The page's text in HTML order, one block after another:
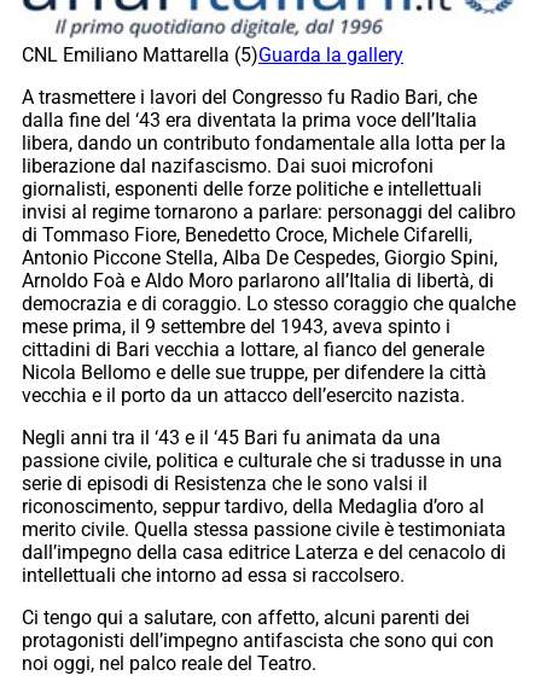
CNL Emiliano Mattarella (5)Guarda la gallery
A trasmettere i lavori del Congresso fu Radio Bari, che
dalla fine del ‘43 era diventata la prima voce dell’Italia
libera, dando un contributo fondamentale alla lotta per la
liberazione dal nazifascismo. Dai suoi microfoni
giornalisti, esponenti delle forze politiche e intellettuali
invisi al regime tornarono a parlare: personaggi del calibro
di Tommaso Fiore, Benedetto Croce, Michele Cifarelli,
Antonio Piccone Stella, Alba De Cespedes, Giorgio Spini,
Arnoldo Foà e Aldo Moro parlarono all’Italia di libertà, di
democrazia e di coraggio. Lo stesso coraggio che qualche
mese prima, il 9 settembre del 1943, aveva spinto i
cittadini di Bari vecchia a lottare, al fianco del generale
Nicola Bellomo e delle sue truppe, per difendere la città
vecchia e il porto da un attacco dell’esercito nazista.
Negli anni tra il ‘43 e il ‘45 Bari fu animata da una
passione civile, politica e culturale che si tradusse in una
serie di episodi di Resistenza che le sono valsi il
riconoscimento, seppur tardivo, della Medaglia d’oro al
merito civile. Quella stessa passione civile è testimoniata
dall’impegno della casa editrice Laterza e del cenacolo di
intellettuali che intorno ad essa si raccolsero.
Ci tengo qui a salutare, con affetto, alcuni parenti dei
protagonisti dell’impegno antifascista che sono qui con
noi oggi, nel palco reale del Teatro.